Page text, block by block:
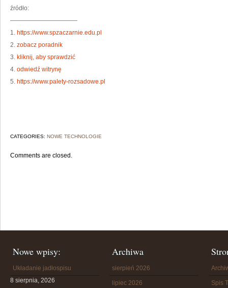
źródło:
———————————
1. https://www.spzaczarnie.edu.pl
2. zobacz poradnik
3. kliknij, aby sprawdzić
4. odwiedź witrynę
5. https://www.palety-rozsadowe.pl
CATEGORIES: NOWE TECHNOLOGIE
Comments are closed.
Nowe wpisy:
Układanie jadłospisu
8 sierpnia, 2026
Archiwa
sierpień 2026
lipiec 2026 Spis